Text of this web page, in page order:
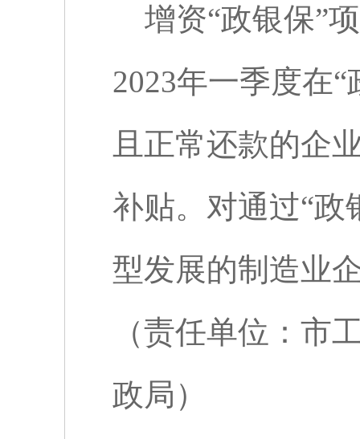
增资“政银保”
2023年一季度在“
且正常还款的企
补贴。对通过“政
型发展的制造业
（责任单位：市
政局）